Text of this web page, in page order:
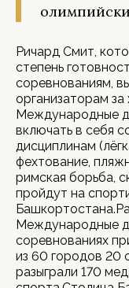
Ричард Смит,
степень
соревнованиям,
организаторам
Международные
включать в себя
дисциплинам
фехтование,
римская борьба,
пройдут на
Международные
соревнованиях
из 60 городов 20
разыграли 170